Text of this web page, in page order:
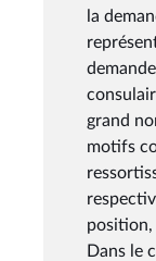
la
grand
motifs
position,
Dans le